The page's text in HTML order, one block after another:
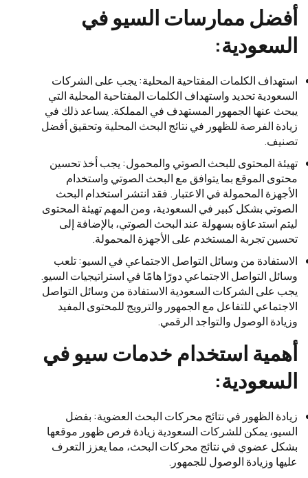
أفضل ممارسات السيو في
السعودية:
استهداف الكلمات المفتاحية المحلية: يجب على الشركات
السعودية تحديد واستهداف الكلمات المفتاحية المحلية التي
يبحث عنها الجمهور المستهدف في المملكة. يساعد ذلك في
زيادة الفرصة للظهور في نتائج البحث المحلية وتحقيق أفضل
تصنيف.
تهيئة المحتوى للبحث الصوتي والمحمول: يجب أخذ تحسين
محتوى الموقع بما يتوافق مع البحث الصوتي واستخدام
الأجهزة المحمولة في الاعتبار. فقد انتشر استخدام البحث
الصوتي بشكل كبير في السعودية، ومن المهم تهيئة المحتوى
ليتم استدعاؤه بسهولة عند البحث الصوتي، بالإضافة إلى
تحسين تجربة المستخدم على الأجهزة المحمولة.
الاستفادة من وسائل التواصل الاجتماعي في السيو: تلعب
وسائل التواصل الاجتماعي دورًا هامًا في استراتيجيات السيو.
يجب على الشركات السعودية الاستفادة من وسائل التواصل
الاجتماعي للتفاعل مع الجمهور والترويج للمحتوى المفيد
وزيادة الوصول والتواجد الرقمي.
أهمية استخدام خدمات سيو في
السعودية:
زيادة الظهور في نتائج محركات البحث العضوية: بفضل
السيو، يمكن للشركات السعودية زيادة فرص ظهور موقعها
بشكل عضوي في نتائج محركات البحث، مما يعزز التعرف
عليها وزيادة الوصول للجمهور.